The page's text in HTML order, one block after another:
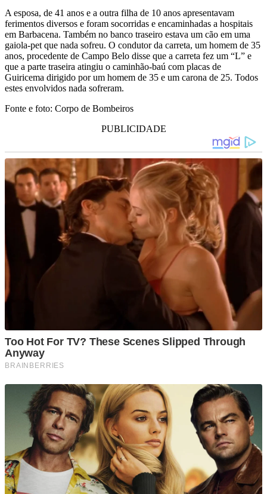
A esposa, de 41 anos e a outra filha de 10 anos apresentavam
ferimentos diversos e foram socorridas e encaminhadas a hospitais
em Barbacena. Também no banco traseiro estava um cão em uma
gaiola-pet que nada sofreu. O condutor da carreta, um homem de 35
anos, procedente de Campo Belo disse que a carreta fez um “L” e
que a parte traseira atingiu o caminhão-baú com placas de
Guiricema dirigido por um homem de 35 e um carona de 25. Todos
estes envolvidos nada sofreram.
Fonte e foto: Corpo de Bombeiros
PUBLICIDADE